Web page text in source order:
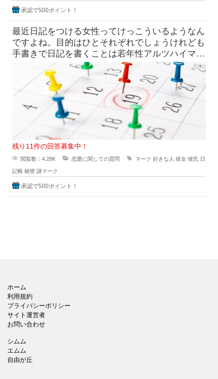
承認で500ポイント！
最近日記をつける女性ってけっこういるようなん
ですよね。目的はひとそれぞれでしょうけれども
手書きで日記を書くことは若年性アルツハイマー
にも効果はすこしくらいは貢献
残り11件の回答募集中！
閲覧数：4.28K 恋愛に関しての質問 マーク 好きな人 彼女 彼氏 日
記帳 秘密 謎マーク
承認で500ポイント！
ホーム
利用規約
プライバシーポリシー
サイト運営者
お問い合わせ
シムム
エムム
自由が丘